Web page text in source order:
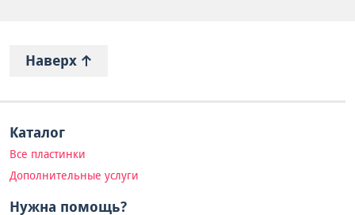
Наверх
Каталог
Все пластинки
Дополнительные услуги
Нужна помощь?